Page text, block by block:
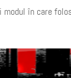
în care